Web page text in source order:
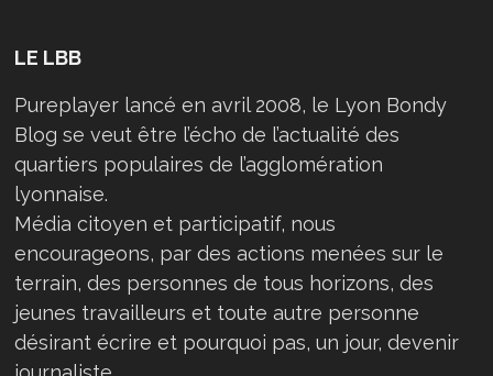
LE LBB
Pureplayer lancé en avril 2008, le Lyon Bondy
Blog se veut être l’écho de l’actualité des
quartiers populaires de l’agglomération
lyonnaise.
Média citoyen et participatif, nous
encourageons, par des actions menées sur le
terrain, des personnes de tous horizons, des
jeunes travailleurs et toute autre personne
désirant écrire et pourquoi pas, un jour, devenir